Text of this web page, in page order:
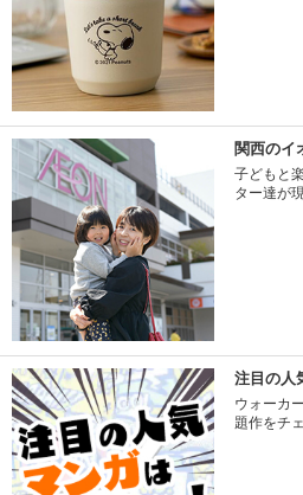
関西のイ
子どもと
ター達が
注目の人
ウォーカ
題作をチ